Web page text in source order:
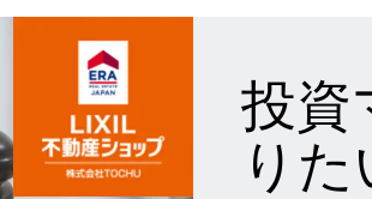
投資
りた